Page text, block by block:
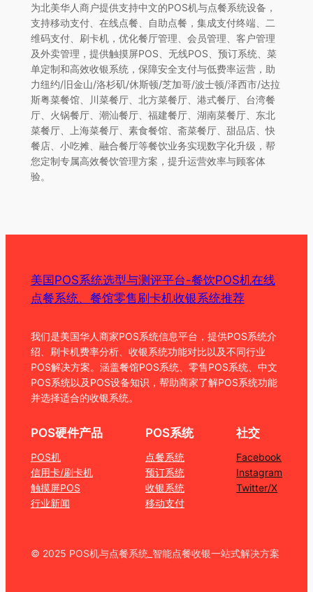
为北美华人商户提供支持中文的POS机与点餐系统设备，
支持移动支付、在线点餐、自助点餐，集成支付终端、二
维码支付、刷卡机，优化餐厅管理、会员管理、客户管理
及外卖管理，提供触摸屏POS、无线POS、预订系统、菜
单定制和高效收银系统，保障安全支付与低费率运营，助
力纽约/旧金山/洛杉矶/休斯顿/芝加哥/波士顿/泽西市/达拉
斯粤菜餐馆、川菜餐厅、北方菜餐厅、港式餐厅、台湾餐
厅、火锅餐厅、潮汕餐厅、福建餐厅、湖南菜餐厅、东北
菜餐厅、上海菜餐厅、素食餐馆、斋菜餐厅、甜品店、快
餐店、小吃摊、融合餐厅等餐饮业务实现数字化升级，帮
您定制专属高效餐饮管理方案，提升运营效率与顾客体
验。
美国POS系统选型与测评平台-餐饮POS机在线
点餐系统、餐馆零售刷卡机收银系统推荐
我们是美国华人商家POS系统信息平台，提供POS系统介
绍、刷卡机费率分析、收银系统功能对比以及不同行业
POS解决方案。涵盖餐馆POS系统、零售POS系统、中文
POS系统以及POS设备知识，帮助商家了解POS系统功能
并选择适合的收银系统。
POS硬件产品
POS机
信用卡/刷卡机
触摸屏POS
行业新闻
POS系统
点餐系统
预订系统
收银系统
移动支付
社交
Facebook
Instagram
Twitter/X
© 2025 POS机与点餐系统_智能点餐收银一站式解决方案